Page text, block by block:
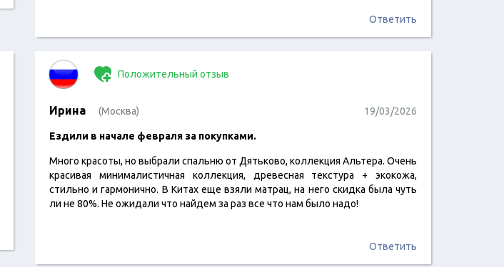
Ответить
читать отзыв
Положительный отзыв
Ирина (Москва) 19/03/2026
​Ездили в начале февраля за покупками.
Много красоты, но выбрали спальню от Дятьково, коллекция Альтера. Очень
красивая минималистичная коллекция, древесная текстура + экокожа,
стильно и гармонично. В Китах еще взяли матрац, на него скидка была чуть
ли не 80%. Не ожидали что найдем за раз все что нам было надо!
Ответить